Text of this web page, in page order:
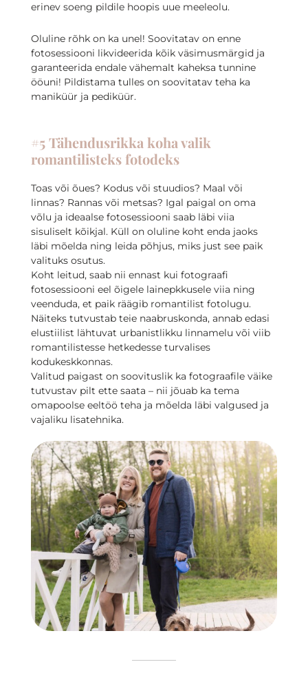
erinev soeng pildile hoopis uue meeleolu.
Oluline rõhk on ka unel! Soovitatav on enne
fotosessiooni likvideerida kõik väsimusmärgid ja
garanteerida endale vähemalt kaheksa tunnine
ööuni! Pildistama tulles on soovitatav teha ka
maniküür ja pediküür.
#5 Tähendusrikka koha valik
romantilisteks fotodeks
Toas või õues? Kodus või stuudios? Maal või
linnas? Rannas või metsas? Igal paigal on oma
võlu ja ideaalse fotosessiooni saab läbi viia
sisuliselt kõikjal. Küll on oluline koht enda jaoks
läbi mõelda ning leida põhjus, miks just see paik
valituks osutus.
Koht leitud, saab nii ennast kui fotograafi
fotosessiooni eel õigele lainepkkusele viia ning
veenduda, et paik räägib romantilist fotolugu.
Näiteks tutvustab teie naabruskonda, annab edasi
elustiilist lähtuvat urbanistlikku linnamelu või viib
romantilistesse hetkedesse turvalises
kodukeskkonnas.
Valitud paigast on soovituslik ka fotograafile väike
tutvustav pilt ette saata – nii jõuab ka tema
omapoolse eeltöö teha ja mõelda läbi valgused ja
vajaliku lisatehnika.